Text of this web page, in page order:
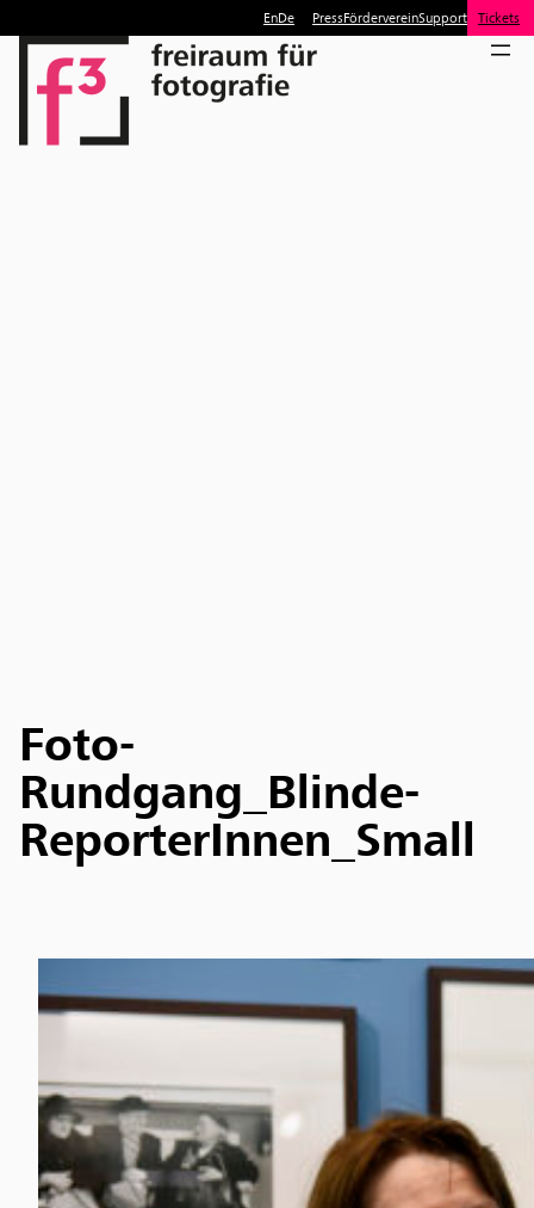
EnDe PressFördervereinSupport Tickets
Foto-
Rundgang_Blinde-
ReporterInnen_Small